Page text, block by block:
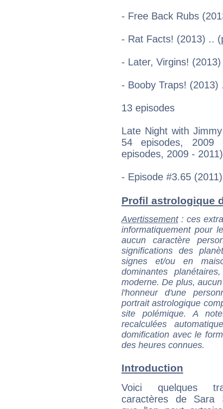
- Free Back Rubs
- Rat Facts! (2013) ..
- Later, Virgins!
- Booby Traps!
13 episodes
Late Night with
54 episodes,
episodes, 2009 - 2011)
- Episode #3.65
Profil astrologique
Avertissement: ces
informatiquement pour
aucun caractère
significations des
signes et/ou en
dominantes
moderne. De plus,
l'honneur d'une
portrait astrologique
site polémique. A
recalculées
domification avec le
des heures connues.
Introduction
Voici quelques
caractères de Sara